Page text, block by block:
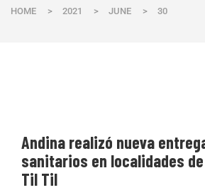
HOME > 2021 > JUNE > 30
Andina realizó nueva
sanitarios en localidades
Til Til